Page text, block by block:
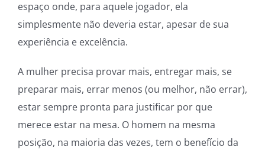
espaço onde, para aquele jogador, ela
simplesmente não deveria estar, apesar de sua
experiência e excelência.
A mulher precisa provar mais, entregar mais, se
preparar mais, errar menos (ou melhor, não errar),
estar sempre pronta para justificar por que
merece estar na mesa. O homem na mesma
posição, na maioria das vezes, tem o benefício da